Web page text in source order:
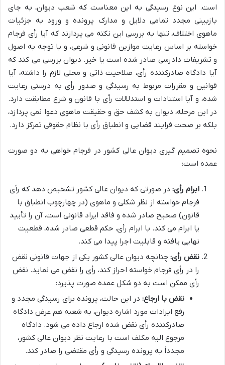
است. این نوع رسیدگی به این معناست که شعب دیوان، به جای
بازبینی مجدد تمامی دلایل و مدارک پرونده و ورود به جزئیات
ماهوی اختلاف، تنها به بررسی این نکته می پردازند که آیا رأی فرجام
خواسته بر اساس رعایت موازین قانونی و شرعی، و با توجه به اصول
و تشریفات دادرسی صادر شده است یا خیر. دیوان بررسی می کند که
آیا دادگاه صادرکننده رأی، صلاحیت ذاتی و محلی لازم را داشته، آیا
قوانین و مقررات مربوط به رسیدگی و صدور رأی به درستی رعایت
شده، و آیا استنادات و استدلالات رأی با قانون و شرع مطابقت دارد.
در این مرحله، دیوان به کشف حق و حقیقت ماهوی دعوا نمی پردازد،
بلکه بر صحت فرایند قضایی و انطباق رأی با نظام حقوقی تمرکز دارد.
نحوه تصمیم گیری دیوان عالی کشور در فرجام خواهی به دو صورت
عمده است:
ابرام رأی: در صورتی که دیوان عالی کشور تشخیص دهد که رأی
فرجام خواسته از نظر شکلی و ماهوی (در چهارچوب انطباق با
قانون) صحیح صادر شده و فاقد ایراد قانونی است، آن را تأیید
یا ابرام می کند. با ابرام رأی، حکم قطعی صادر شده، قطعیت
نهایی یافته و قابلیت اجرا پیدا می کند.
نقض رأی: چنانچه دیوان عالی کشور یکی از جهات قانونی نقض
را در رأی فرجام خواسته احراز کند، رأی را نقض می نماید. نقض
رأی ممکن است به دو شکل عمده صورت پذیرد:
نقض با ارجاع: در این حالت، پرونده برای رسیدگی مجدد و
رفع ایرادات مورد اشاره دیوان، به شعبه هم عرض دادگاه
صادرکننده رأی نقض شده ارجاع داده می شود. دادگاه
مرجوع الیه مکلف است با رعایت نظر دیوان عالی کشور،
مجدداً به پرونده رسیدگی و رأی مقتضی را صادر کند.